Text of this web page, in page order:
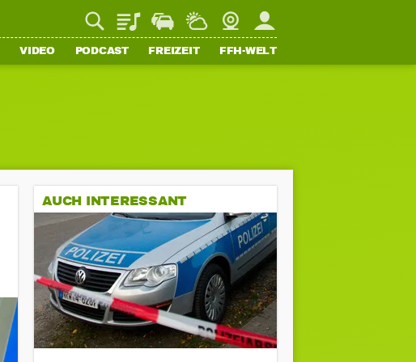
PlaylistStaupilotWetterWebcamMein FFH
VIDEO PODCAST FREIZEIT FFH-WELT
AUCH INTERESSANT